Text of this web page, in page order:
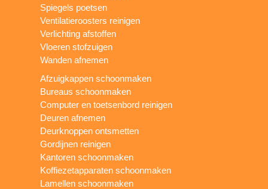
Spiegels poetsen
Ventilatieroosters reinigen
Verlichting afstoffen
Vloeren stofzuigen
Wanden afnemen
Afzuigkappen schoonmaken
Bureaus schoonmaken
Computer en toetsenbord reinigen
Deuren afnemen
Deurknoppen ontsmetten
Gordijnen reinigen
Kantoren schoonmaken
Koffiezetapparaten schoonmaken
Lamellen schoonmaken